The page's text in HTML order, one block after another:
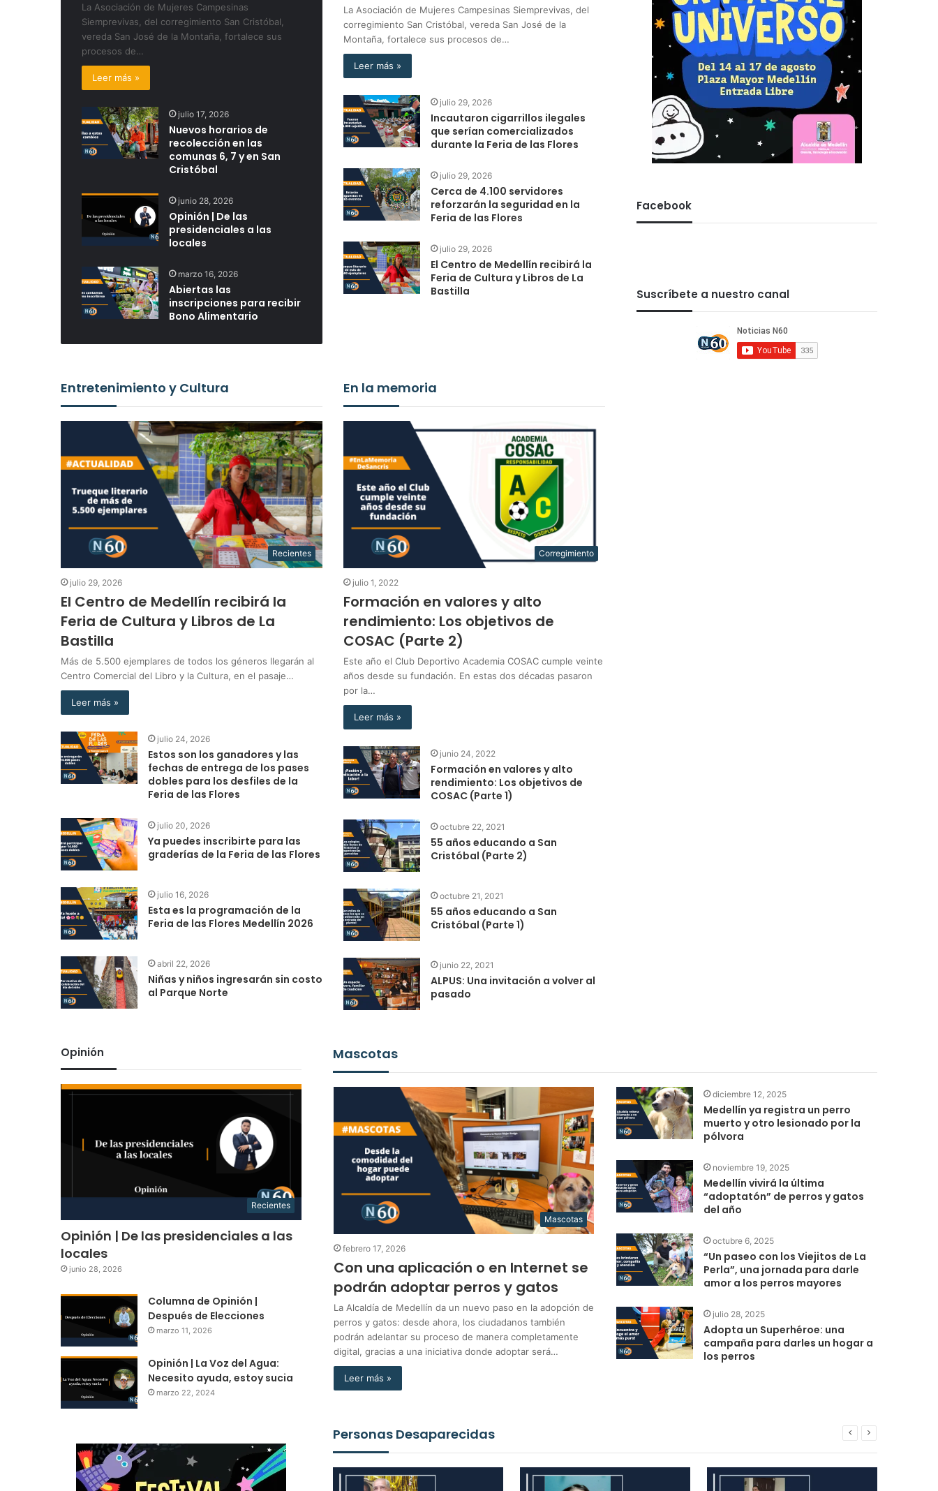
La Asociación de Mujeres Campesinas
Siemprevivas, del corregimiento San Cristóbal,
vereda San José de la Montaña, fortalece sus
procesos de…
Leer más »
julio 17, 2026
Nuevos horarios de
recolección en las
comunas 6, 7 y en San
Cristóbal
junio 28, 2026
Opinión | De las
presidenciales a las
locales
marzo 16, 2026
Abiertas las
inscripciones para recibir
Bono Alimentario
La Asociación de Mujeres Campesinas Siemprevivas, del
corregimiento San Cristóbal, vereda San José de la
Montaña, fortalece sus procesos de…
Leer más »
julio 29, 2026
Incautaron cigarrillos ilegales
que serían comercializados
durante la Feria de las Flores
julio 29, 2026
Cerca de 4.100 servidores
reforzarán la seguridad en la
Feria de las Flores
julio 29, 2026
El Centro de Medellín recibirá la
Feria de Cultura y Libros de La
Bastilla
Entretenimiento y Cultura
Recientes
julio 29, 2026
El Centro de Medellín recibirá la
Feria de Cultura y Libros de La
Bastilla
Más de 5.500 ejemplares de todos los géneros llegarán al
Centro Comercial del Libro y la Cultura, en el pasaje…
Leer más »
julio 24, 2026
Estos son los ganadores y las
fechas de entrega de los pases
dobles para los desfiles de la
Feria de las Flores
julio 20, 2026
Ya puedes inscribirte para las
graderías de la Feria de las Flores
julio 16, 2026
Esta es la programación de la
Feria de las Flores Medellín 2026
abril 22, 2026
Niñas y niños ingresarán sin costo
al Parque Norte
En la memoria
Corregimiento
julio 1, 2022
Formación en valores y alto
rendimiento: Los objetivos de
COSAC (Parte 2)
Este año el Club Deportivo Academia COSAC cumple veinte
años desde su fundación. En estas dos décadas pasaron
por la…
Leer más »
junio 24, 2022
Formación en valores y alto
rendimiento: Los objetivos de
COSAC (Parte 1)
octubre 22, 2021
55 años educando a San
Cristóbal (Parte 2)
octubre 21, 2021
55 años educando a San
Cristóbal (Parte 1)
junio 22, 2021
ALPUS: Una invitación a volver al
pasado
Facebook
Suscríbete a nuestro canal
Mascotas
Mascotas
febrero 17, 2026
Con una aplicación o en Internet se
podrán adoptar perros y gatos
La Alcaldía de Medellín da un nuevo paso en la adopción de
perros y gatos: desde ahora, los ciudadanos también
podrán adelantar su proceso de manera completamente
digital, gracias a una iniciativa donde adoptar será…
Leer más »
diciembre 12, 2025
Medellín ya registra un perro
muerto y otro lesionado por la
pólvora
noviembre 19, 2025
Medellín vivirá la última
“adoptatón” de perros y gatos
del año
octubre 6, 2025
“Un paseo con los Viejitos de La
Perla”, una jornada para darle
amor a los perros mayores
julio 28, 2025
Adopta un Superhéroe: una
campaña para darles un hogar a
los perros
Personas Desaparecidas
Opinión
Recientes
Opinión | De las presidenciales a las
locales
junio 28, 2026
Columna de Opinión |
Después de Elecciones
marzo 11, 2026
Opinión | La Voz del Agua:
Necesito ayuda, estoy sucia
marzo 22, 2024